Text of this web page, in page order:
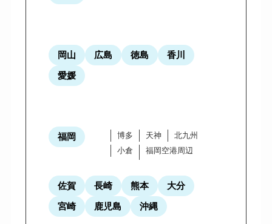
岡山 広島 徳島
香川
愛媛
福岡 博多 天神
北九州
小倉
福岡空港周辺
佐賀 長崎 熊本
大分
宮崎
鹿児島 沖縄